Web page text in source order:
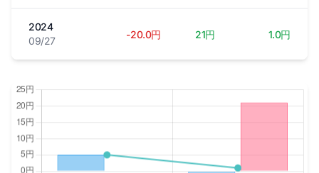
2024
09/27
-20.0円 21円 1.0円